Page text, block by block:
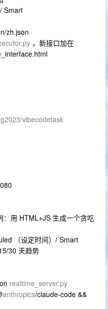
Smart
zh.json
，新接口加在
vibecodetask
：用 HTML+JS 生成一个贪吃
（设定时间）/ Smart
30 天趋势
realtime_server.py
anthropics/claude-code &&